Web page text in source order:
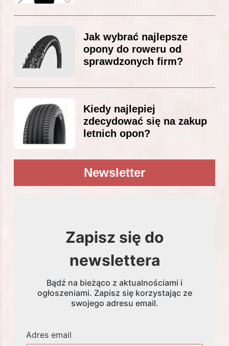
Jak wybrać najlepsze
opony do roweru od
sprawdzonych firm?
Kiedy najlepiej
zdecydować się na zakup
letnich opon?
Newsletter
Zapisz się do
newslettera
Bądź na bieżąco z aktualnościami i
ogłoszeniami. Zapisz się korzystając ze
swojego adresu email.
Adres email